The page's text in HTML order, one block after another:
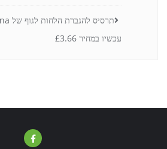
עכשיו במחיר £3.66